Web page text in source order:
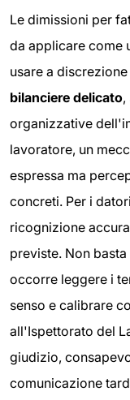
Le dimissioni per
da applicare come
usare a
bilanciere delicato,
organizzative
lavoratore, un
espressa ma
concreti. Per i
ricognizione
previste. Non
occorre leggere i
senso e calibrare
all'Ispettorato del
giudizio,
comunicazione